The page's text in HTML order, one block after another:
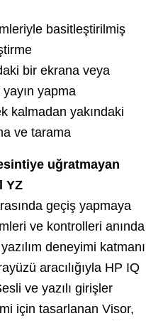
basitleştirilmiş
bir ekrana veya
yapma
kalmadan yakındaki
ve tarama
uğratmayan
YZ
geçiş yapmaya
ve kontrolleri anında
deneyimi katmanı
aracılığıyla HP IQ
ve yazılı girişler
için tasarlanan Visor,